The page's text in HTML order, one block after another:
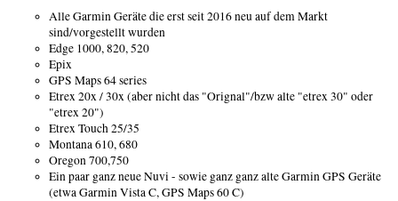
Alle Garmin Geräte die erst seit 2016 neu auf dem Markt
sind/vorgestellt wurden
Edge 1000, 820, 520
Epix
GPS Maps 64 series
Etrex 20x / 30x (aber nicht das "Orignal"/bzw alte "etrex 30" oder
"etrex 20")
Etrex Touch 25/35
Montana 610, 680
Oregon 700,750
Ein paar ganz neue Nuvi - sowie ganz ganz alte Garmin GPS Geräte
(etwa Garmin Vista C, GPS Maps 60 C)